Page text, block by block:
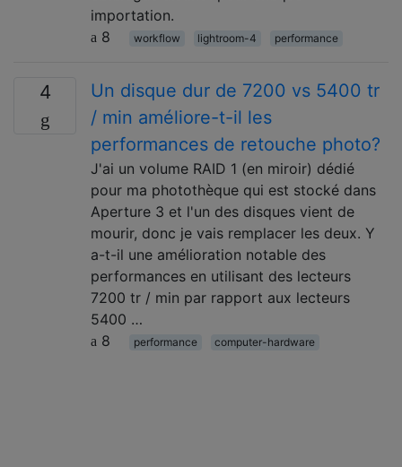
importation.
8
workflow lightroom-4 performance
4
Un disque dur de 7200 vs 5400 tr
/ min améliore-t-il les
performances de retouche photo?
J'ai un volume RAID 1 (en miroir) dédié
pour ma photothèque qui est stocké dans
Aperture 3 et l'un des disques vient de
mourir, donc je vais remplacer les deux. Y
a-t-il une amélioration notable des
performances en utilisant des lecteurs
7200 tr / min par rapport aux lecteurs
5400 …
8
performance computer-hardware